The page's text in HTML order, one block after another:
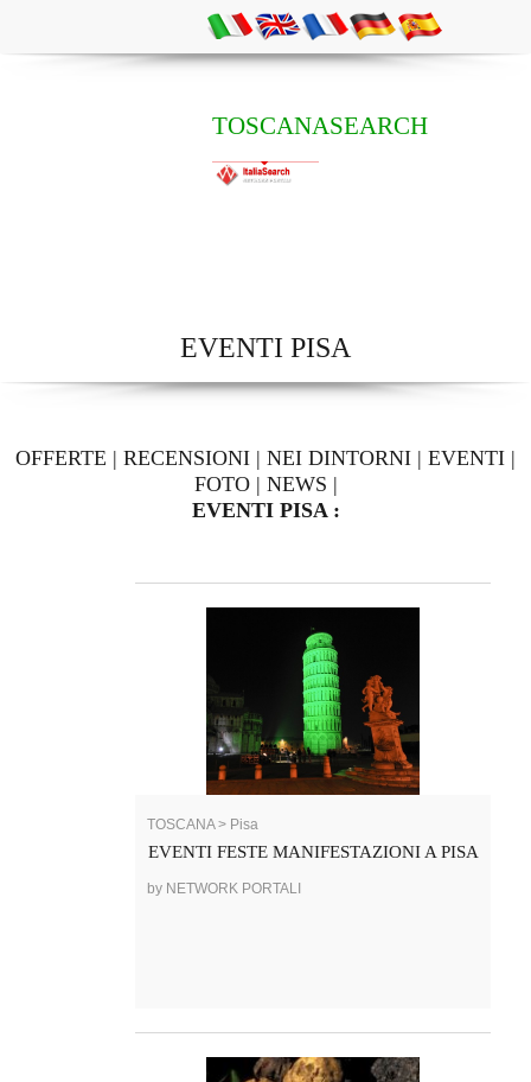
TOSCANASEARCH
EVENTI PISA
OFFERTE | RECENSIONI | NEI DINTORNI | EVENTI |
FOTO| NEWS |
EVENTI PISA :
TOSCANA > Pisa
EVENTI FESTE MANIFESTAZIONI A PISA
by NETWORK PORTALI